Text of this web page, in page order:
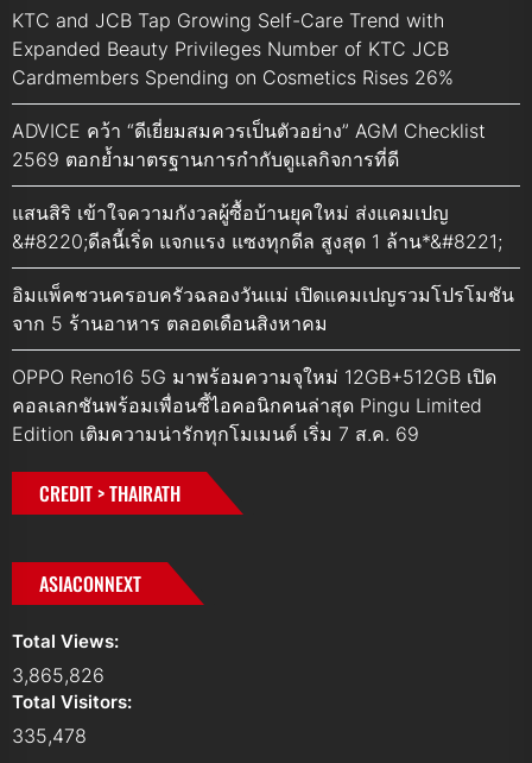
KTC and JCB Tap Growing Self-Care Trend with
Expanded Beauty Privileges Number of KTC JCB
Cardmembers Spending on Cosmetics Rises 26%
ADVICE คว้า “ดีเยี่ยมสมควรเป็นตัวอย่าง” AGM Checklist
2569 ตอกย้ำมาตรฐานการกำกับดูแลกิจการที่ดี
แสนสิริ เข้าใจความกังวลผู้ซื้อบ้านยุคใหม่ ส่งแคมเปญ
&#8220;ดีลนี้เริ่ด แจกแรง แซงทุกดีล สูงสุด 1 ล้าน*&#8221;
อิมแพ็คชวนครอบครัวฉลองวันแม่ เปิดแคมเปญรวมโปรโมชัน
จาก 5 ร้านอาหาร ตลอดเดือนสิงหาคม
OPPO Reno16 5G มาพร้อมความจุใหม่ 12GB+512GB เปิด
คอลเลกชันพร้อมเพื่อนซี้ไอคอนิกคนล่าสุด Pingu Limited
Edition เติมความน่ารักทุกโมเมนต์ เริ่ม 7 ส.ค. 69
CREDIT > THAIRATH
ASIACONNEXT
Total Views:
3,865,826
Total Visitors:
335,478